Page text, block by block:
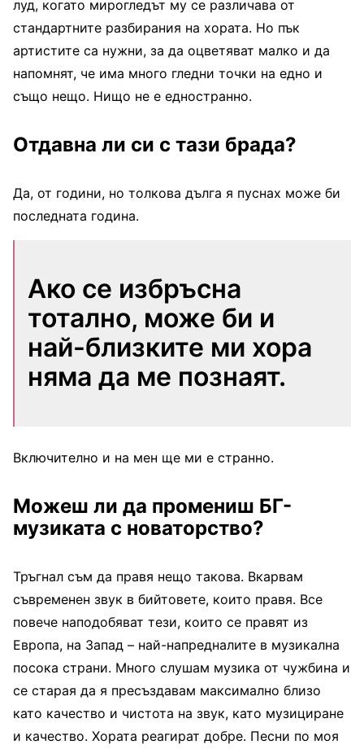
луд, когато мирогледът му се различава от
стандартните разбирания на хората. Но пък
артистите са нужни, за да оцветяват малко и да
напомнят, че има много гледни точки на едно и
също нещо. Нищо не е едностранно.
Отдавна ли си с тази брада?
Да, от години, но толкова дълга я пуснах може би
последната година.
Ако се избръсна
тотално, може би и
най-близките ми хора
няма да ме познаят.
Включително и на мен ще ми е странно.
Можеш ли да промениш БГ-
музиката с новаторство?
Тръгнал съм да правя нещо такова. Вкарвам
съвременен звук в бийтовете, които правя. Все
повече наподобяват тези, които се правят из
Европа, на Запад – най-напредналите в музикална
посока страни. Много слушам музика от чужбина и
се старая да я пресъздавам максимално близо
като качество и чистота на звук, като музициране
и качество. Хората реагират добре. Песни по моя